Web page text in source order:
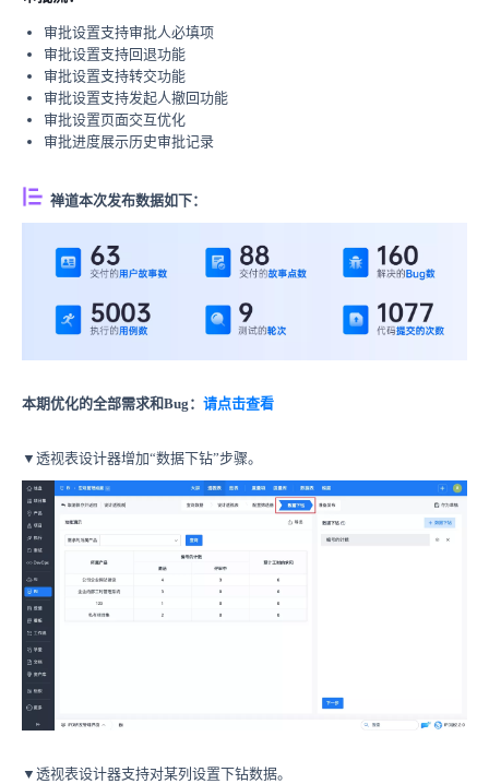
审批设置支持审批人必填项
审批设置支持回退功能
审批设置支持转交功能
审批设置支持发起人撤回功能
审批设置页面交互优化
审批进度展示历史审批记录
禅道本次发布数据如下：
本期优化的全部需求和Bug： 请点击查看
▼透视表设计器增加“数据下钻”步骤。
▼透视表设计器支持对某列设置下钻数据。